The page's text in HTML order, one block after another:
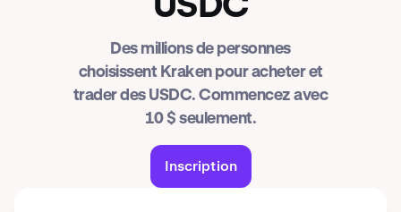
USDC
Des millions de personnes
choisissent Kraken pour acheter et
trader des USDC. Commencez avec
10 $ seulement.
Inscription